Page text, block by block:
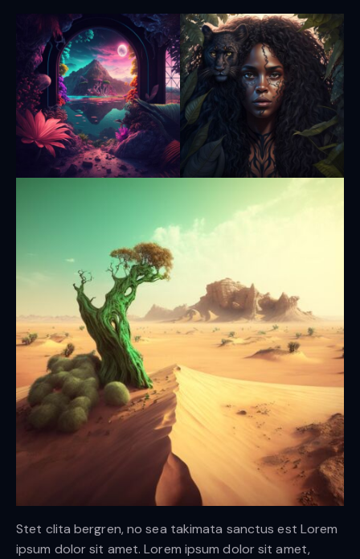
Stet clita bergren, no sea takimata sanctus est Lorem
ipsum dolor sit amet. Lorem ipsum dolor sit amet,